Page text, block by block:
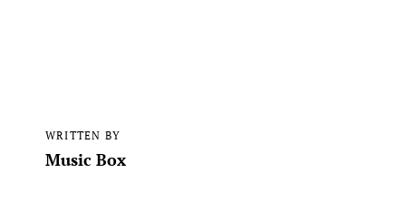
WRITTEN BY
Music Box